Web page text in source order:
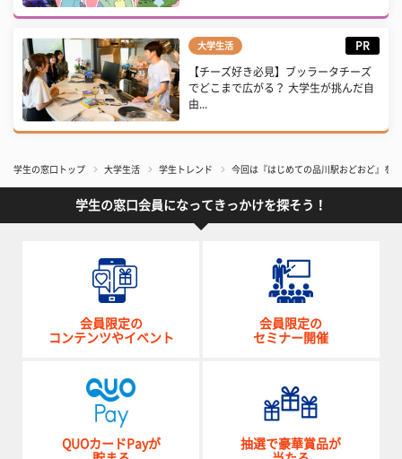
大学生活 PR
【チーズ好き必見】ブッラータチーズ
でどこまで広がる？ 大学生が挑んだ自
由...
学生の窓口トップ 大学生活 学生トレンド 今回は『はじめての品川駅おどおど』
学生の窓口会員になってきっかけを探そう！
会員限定の
コンテンツやイベント
会員限定の
セミナー開催
QUOカードPayが
抽選で豪華賞品が